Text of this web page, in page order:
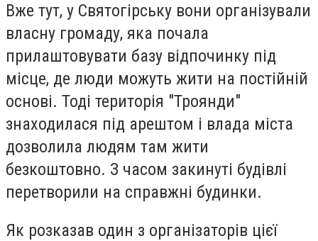
Вже тут, у Святогірську вони організували
власну громаду, яка почала
прилаштовувати базу відпочинку під
місце, де люди можуть жити на постійній
основі. Тоді територія "Троянди"
знаходилася під арештом і влада міста
дозволила людям там жити
безкоштовно. З часом закинуті будівлі
перетворили на справжні будинки.
Як розказав один з організаторів цієї